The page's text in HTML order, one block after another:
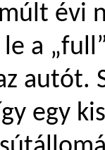
évi
a
autót.
egy